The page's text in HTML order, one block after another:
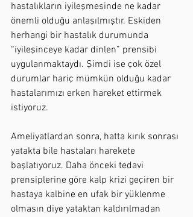
hastalıkların iyileşmesinde ne kadar
önemli olduğu anlaşılmıştır. Eskiden
herhangi bir hastalık durumunda
“iyileşinceye kadar dinlen” prensibi
uygulanmaktaydı. Şimdi ise çok özel
durumlar hariç mümkün olduğu kadar
hastalarımızı erken hareket ettirmek
istiyoruz.
Ameliyatlardan sonra, hatta kırık sonrası
yatakta bile hastaları harekete
başlatıyoruz. Daha önceki tedavi
prensiplerine göre kalp krizi geçiren bir
hastaya kalbine en ufak bir yüklenme
olmasın diye yataktan kaldırılmadan